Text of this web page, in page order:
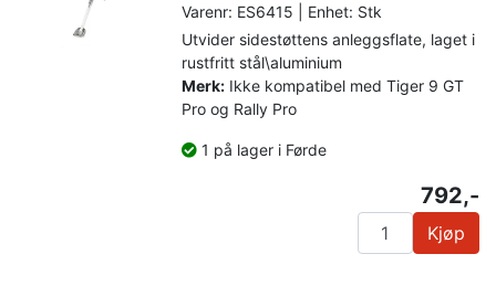
Varenr: ES6415 | Enhet: Stk
Utvider sidestøttens anleggsflate, laget i
rustfritt stål\aluminium
Merk: Ikke kompatibel med Tiger 9 GT
Pro og Rally Pro
1 på lager i Førde
792,-
Kjøp